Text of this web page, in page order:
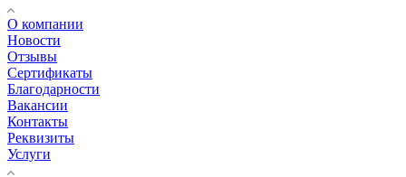
О компании
Новости
Отзывы
Сертификаты
Благодарности
Вакансии
Контакты
Реквизиты
Услуги